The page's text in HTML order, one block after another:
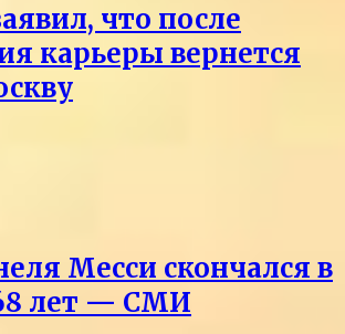
что после
карьеры вернется
Месси скончался в
лет — СМИ